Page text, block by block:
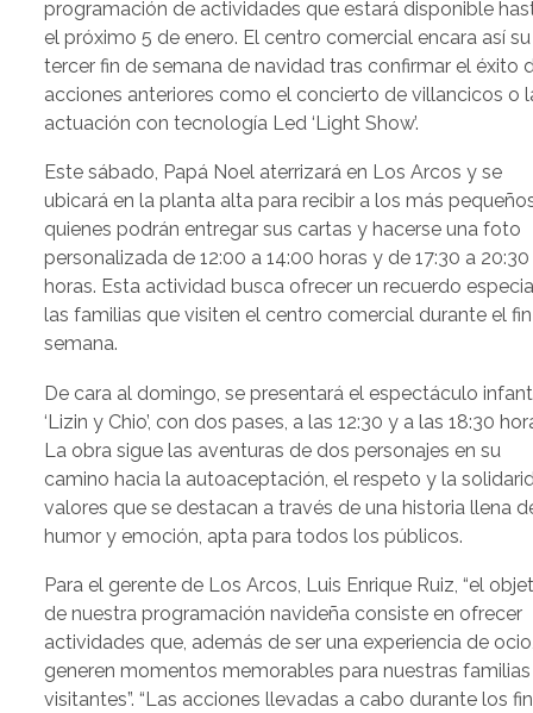
programación de actividades que estará disponible
el próximo 5 de enero. El centro comercial encara así su
tercer fin de semana de navidad tras confirmar el éxito
acciones anteriores como el concierto de villancicos o
actuación con tecnología Led ‘Light Show’.
Este sábado, Papá Noel aterrizará en Los Arcos y se
ubicará en la planta alta para recibir a los más
quienes podrán entregar sus cartas y hacerse una foto
personalizada de 12:00 a 14:00 horas y de 17:30 a 20:30
horas. Esta actividad busca ofrecer un recuerdo
las familias que visiten el centro comercial durante el
semana.
De cara al domingo, se presentará el espectáculo
‘Lizin y Chio’, con dos pases, a las 12:30 y a las 18:30
La obra sigue las aventuras de dos personajes en su
camino hacia la autoaceptación, el respeto y la
valores que se destacan a través de una historia llena
humor y emoción, apta para todos los públicos.
Para el gerente de Los Arcos, Luis Enrique Ruiz, “el
de nuestra programación navideña consiste en ofrecer
actividades que, además de ser una experiencia de
generen momentos memorables para nuestras familias
visitantes”. “Las acciones llevadas a cabo durante los